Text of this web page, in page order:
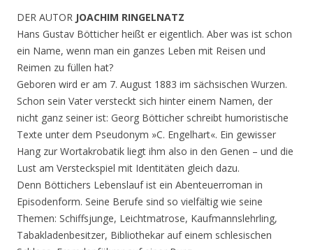
DER AUTOR JOACHIM RINGELNATZ
Hans Gustav Bötticher heißt er eigentlich. Aber was ist schon
ein Name, wenn man ein ganzes Leben mit Reisen und
Reimen zu füllen hat?
Geboren wird er am 7. August 1883 im sächsischen Wurzen.
Schon sein Vater versteckt sich hinter einem Namen, der
nicht ganz seiner ist: Georg Bötticher schreibt humoristische
Texte unter dem Pseudonym »C. Engelhart«. Ein gewisser
Hang zur Wortakrobatik liegt ihm also in den Genen – und die
Lust am Versteckspiel mit Identitäten gleich dazu.
Denn Böttichers Lebenslauf ist ein Abenteuerroman in
Episodenform. Seine Berufe sind so vielfältig wie seine
Themen: Schiffsjunge, Leichtmatrose, Kaufmannslehrling,
Tabakladenbesitzer, Bibliothekar auf einem schlesischen